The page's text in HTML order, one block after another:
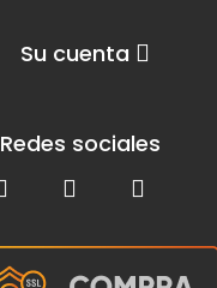
Su cuenta
Redes sociales